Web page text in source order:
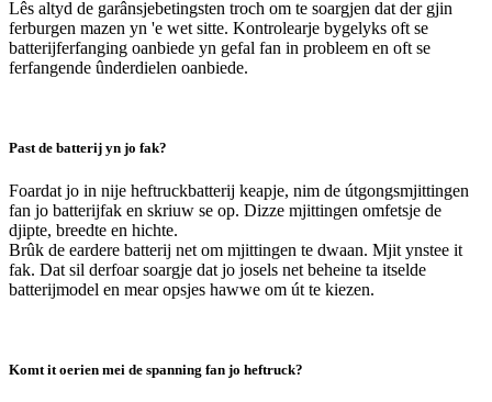
Lês altyd de garânsjebetingsten troch om te soargjen dat der gjin
ferburgen mazen yn 'e wet sitte. Kontrolearje bygelyks oft se
batterijferfanging oanbiede yn gefal fan in probleem en oft se
ferfangende ûnderdielen oanbiede.
Past de batterij yn jo fak?
Foardat jo in nije heftruckbatterij keapje, nim de útgongsmjittingen
fan jo batterijfak en skriuw se op. Dizze mjittingen omfetsje de
djipte, breedte en hichte.
Brûk de eardere batterij net om mjittingen te dwaan. Mjit ynstee it
fak. Dat sil derfoar soargje dat jo josels net beheine ta itselde
batterijmodel en mear opsjes hawwe om út te kiezen.
Komt it oerien mei de spanning fan jo heftruck?